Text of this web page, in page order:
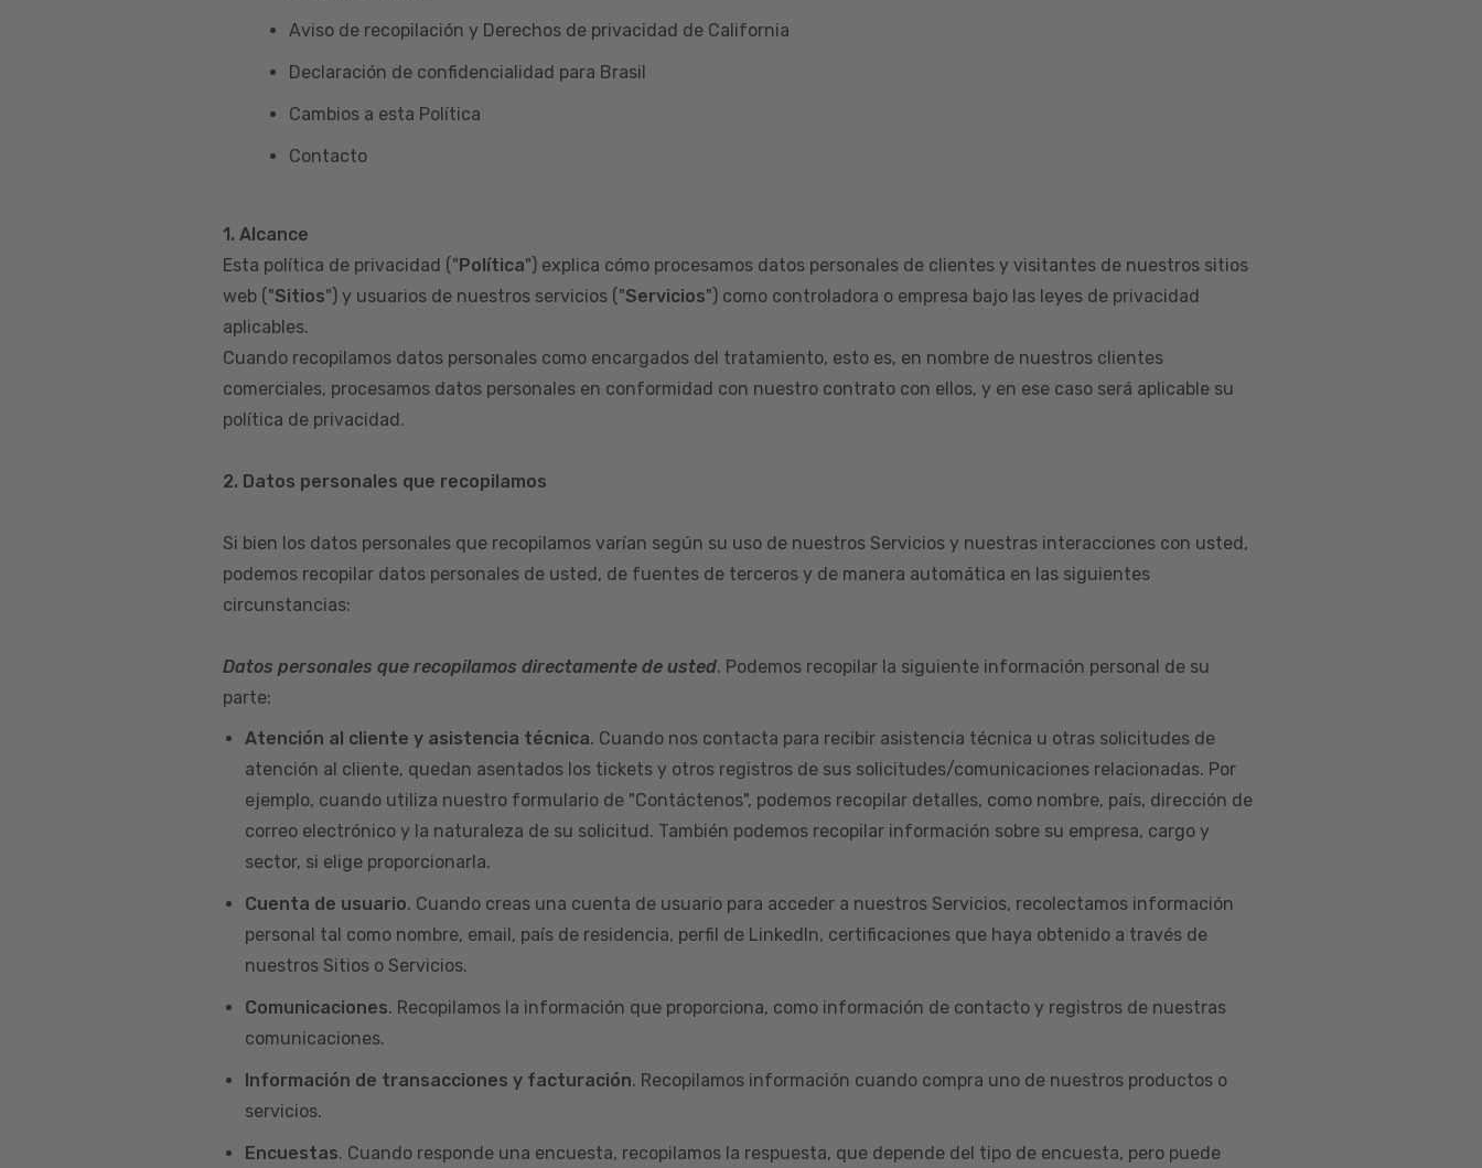
Aviso de recopilación y Derechos de privacidad de California
Declaración de confidencialidad para Brasil
Cambios a esta Política
Contacto
1. Alcance
Esta política de privacidad ("Política") explica cómo procesamos datos personales de clientes y visitantes de nuestros sitios
web ("Sitios") y usuarios de nuestros servicios ("Servicios") como controladora o empresa bajo las leyes de privacidad
aplicables.
Cuando recopilamos datos personales como encargados del tratamiento, esto es, en nombre de nuestros clientes
comerciales, procesamos datos personales en conformidad con nuestro contrato con ellos, y en ese caso será aplicable su
política de privacidad.
2. Datos personales que recopilamos
Si bien los datos personales que recopilamos varían según su uso de nuestros Servicios y nuestras interacciones con usted,
podemos recopilar datos personales de usted, de fuentes de terceros y de manera automática en las siguientes
circunstancias:
Datos personales que recopilamos directamente de usted. Podemos recopilar la siguiente información personal de su
parte:
Atención al cliente y asistencia técnica. Cuando nos contacta para recibir asistencia técnica u otras solicitudes de
atención al cliente, quedan asentados los tickets y otros registros de sus solicitudes/comunicaciones relacionadas. Por
ejemplo, cuando utiliza nuestro formulario de "Contáctenos", podemos recopilar detalles, como nombre, país, dirección de
correo electrónico y la naturaleza de su solicitud. También podemos recopilar información sobre su empresa, cargo y
sector, si elige proporcionarla.
Cuenta de usuario. Cuando creas una cuenta de usuario para acceder a nuestros Servicios, recolectamos información
personal tal como nombre, email, país de residencia, perfil de LinkedIn, certificaciones que haya obtenido a través de
nuestros Sitios o Servicios.
Comunicaciones. Recopilamos la información que proporciona, como información de contacto y registros de nuestras
comunicaciones.
Información de transacciones y facturación. Recopilamos información cuando compra uno de nuestros productos o
servicios.
Encuestas. Cuando responde una encuesta, recopilamos la respuesta, que depende del tipo de encuesta, pero puede